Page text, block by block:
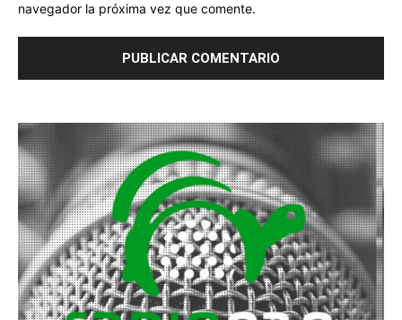
navegador la próxima vez que comente.